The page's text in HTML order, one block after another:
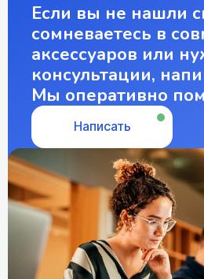
Если вы не нашли
сомневаетесь в
аксессуаров или
консультации,
Мы оперативно
Написать